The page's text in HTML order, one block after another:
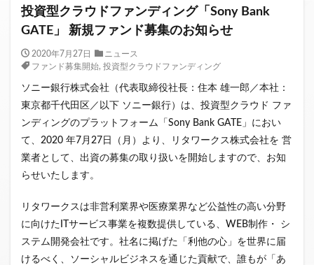
投資型クラウドファンディング「Sony Bank
GATE」 新規ファンド募集のお知らせ
2020年7月27日
ニュース
ファンド募集開始, 投資型クラウドファンディング
ソニー銀行株式会社（代表取締役社長：住本 雄一郎／本社：
東京都千代田区／以下 ソニー銀行）は、投資型クラウド ファ
ンディングのプラットフォーム「Sony Bank GATE」におい
て、2020 年7月27日（月）より、リタワークス株式会社を 営
業者として、出資の募集の取り扱いを開始しますので、お知
らせいたします。
リタワークスは非営利業界や医療業界など公益性の高い分野
に向けたITサービス事業を複数提供している、WEB制作・ シ
ステム開発会社です。社名に掲げた「利他の心」を世界に届
けるべく、ソーシャルビジネスを通じた貢献で、誰もが「あ
AD J-reit reit インタビュー動画
クラウドファンディングコラム
クラウファンディングコラム
デジタル証券 ニュース 不動産ST
不動産クラウドファンディング・オブ・ザ・イヤー
不動産クラウドファンディング協会 不特法
投資家向け 用語解説 系統用蓄電池
クラウドファンディング事業
システム導入 業務提携 API連携 市場規模
税金 eKYC 融資型クラウドファンディング